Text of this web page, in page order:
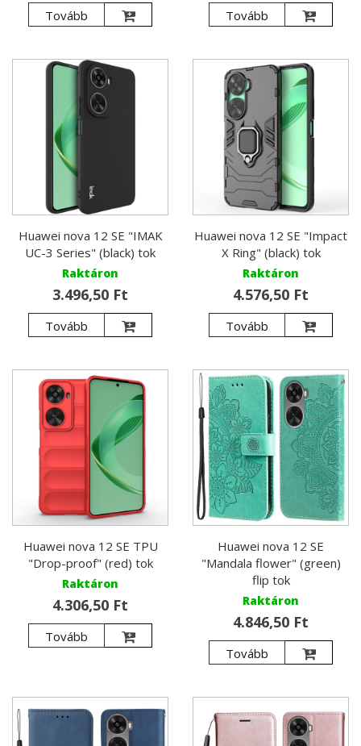
Tovább Tovább
Huawei nova 12 SE "IMAK
UC-3 Series" (black) tok
Raktáron
3.496,50 Ft
Tovább
Huawei nova 12 SE "Impact
X Ring" (black) tok
Raktáron
4.576,50 Ft
Tovább
Huawei nova 12 SE TPU
"Drop-proof" (red) tok
Raktáron
4.306,50 Ft
Tovább
Huawei nova 12 SE
"Mandala flower" (green)
flip tok
Raktáron
4.846,50 Ft
Tovább